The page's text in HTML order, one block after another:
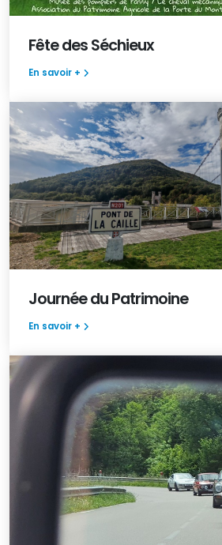
Fête des Séchieux
En savoir +
Journée du Patrimoine
En savoir +